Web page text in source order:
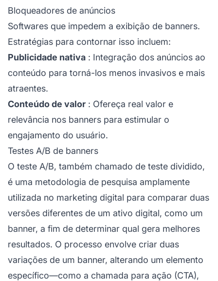
Bloqueadores de anúncios
Softwares que impedem a exibição de banners.
Estratégias para contornar isso incluem:
Publicidade nativa : Integração dos anúncios ao
conteúdo para torná-los menos invasivos e mais
atraentes.
Conteúdo de valor : Ofereça real valor e
relevância nos banners para estimular o
engajamento do usuário.
Testes A/B de banners
O teste A/B, também chamado de teste dividido,
é uma metodologia de pesquisa amplamente
utilizada no marketing digital para comparar duas
versões diferentes de um ativo digital, como um
banner, a fim de determinar qual gera melhores
resultados. O processo envolve criar duas
variações de um banner, alterando um elemento
específico—como a chamada para ação (CTA),